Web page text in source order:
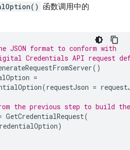
函数调用中的
JSON format to conform with
Credentials API request
()
=
(requestJson =
the previous step to build the
GetCredentialRequest(
)